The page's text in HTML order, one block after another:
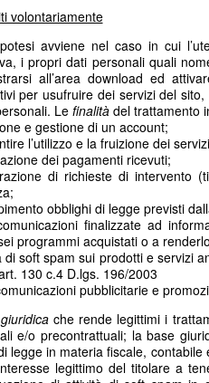
volontariamente
avviene nel caso in cui
i propri dati personali quali
all’area download ed
per usufruire dei servizi del
Lefinalitàdel trattamento
e gestione di un account;
l’utilizzo e la fruizione dei
dei pagamenti ricevuti;
di richieste di intervento
obblighi di legge previsti
finalizzate ad
programmi acquistati o a
di soft spam sui prodotti e servizi
130 c.4 D.lgs. 196/2003
pubblicitarie e
che rende legittimi i
e/o precontrattuali; la base
legge in materia fiscale,
legittimo del titolare a